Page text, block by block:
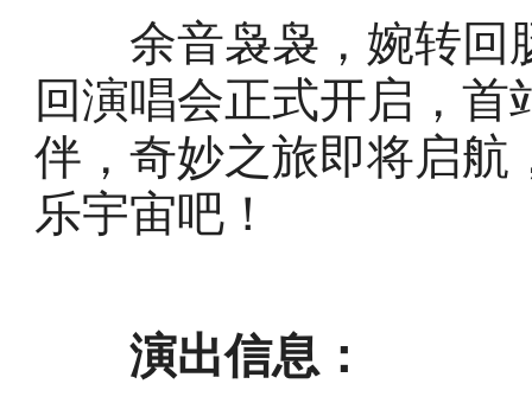
余音袅袅，婉转回
回演唱会正式开启，
伴，奇妙之旅即将启航
乐宇宙吧！
演出信息：